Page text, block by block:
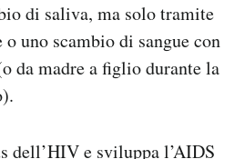
di saliva, ma solo tramite
o uno scambio di sangue con
da madre a figlio durante la
dell’HIV e sviluppa l’AIDS